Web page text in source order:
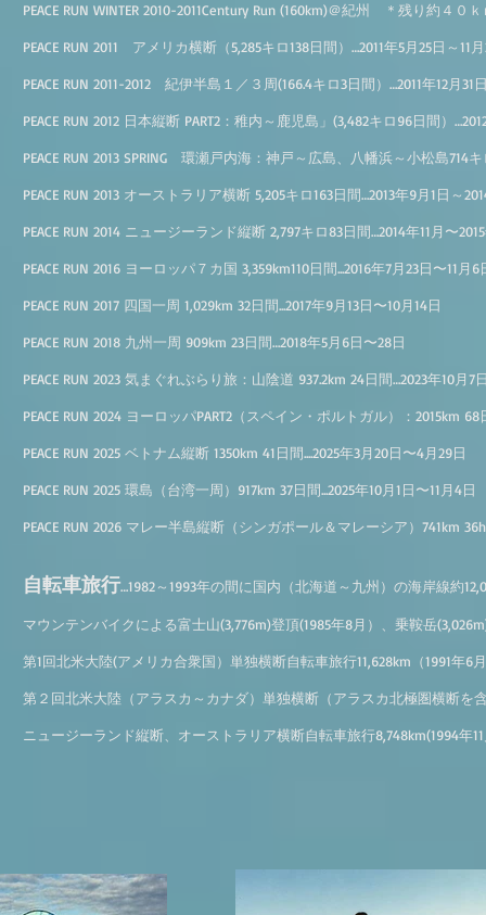
PEACE RUN WINTER 2010-2011Century Run (160km)＠紀州 ＊残り約４０
PEACE RUN 2011 アメリカ横断（5,285キロ138日間）…2011年5月25日～11
PEACE RUN 2011-2012 紀伊半島１／３周(166.4キロ3日間）…2011年12月31
PEACE RUN 2012 日本縦断 PART2：稚内～鹿児島」(3,482キロ96日間）
PEACE RUN 2013 SPRING 環瀬戸内海：神戸～広島、八幡浜～小松島714
PEACE RUN 2013 オーストラリア横断 5,205キロ163日間…2013年9月1日～
PEACE RUN 2014 ニュージーランド縦断 2,797キロ83日間…2014年11月〜
PEACE RUN 2016 ヨーロッパ７カ国 3,359km110日間...2016年7月23日〜11月6
PEACE RUN 2017 四国一周 1,029km 32日間...2017年9月13日〜10月14日
PEACE RUN 2018 九州一周 909km 23日間…2018年5月6日〜28日
PEACE RUN 2023 気まぐれぶらり旅：山陰道 937.2km 24日間…2023年10月7
PEACE RUN 2024 ヨーロッパPART2（スペイン・ポルトガル）：2015km
PEACE RUN 2025 ベトナム縦断 1350km 41日間....2025年3月20日〜4月29日
PEACE RUN 2025 環島（台湾一周）917km 37日間...2025年10月1日〜11月4日
PEACE RUN 2026 マレー半島縦断（シンガポール＆マレーシア）741km
自転車旅行…1982～1993年の間に国内（北海道～九州）の海岸線約
マウンテンバイクによる富士山(3,776m)登頂(1985年8月）、乗鞍岳
第1回北米大陸(アメリカ合衆国）単独横断自転車旅行11,628km（1991年6
第２回北米大陸（アラスカ～カナダ）単独横断（アラスカ北極圏横断を
ニュージーランド縦断、オーストラリア横断自転車旅行8,748km(1994年